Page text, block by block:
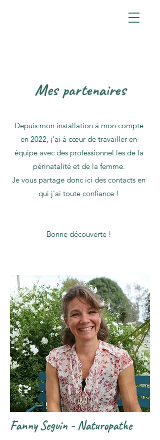
Mes partenaires
Depuis mon installation à mon compte
en 2022, j'ai à cœur de travailler en
équipe avec des professionnel.les de la
périnatalité et de la femme.
Je vous partage donc ici des contacts en
qui j'ai toute confiance !
Bonne découverte !
Fanny Seguin - Naturopathe